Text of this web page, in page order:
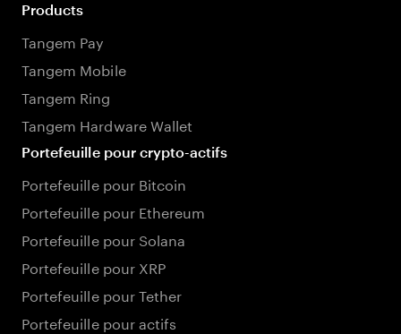
Products
Tangem Pay
Tangem Mobile
Tangem Ring
Tangem Hardware Wallet
Portefeuille pour crypto-actifs
Portefeuille pour Bitcoin
Portefeuille pour Ethereum
Portefeuille pour Solana
Portefeuille pour XRP
Portefeuille pour Tether
Portefeuille pour actifs